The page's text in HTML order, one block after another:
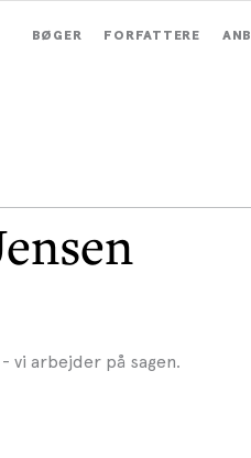
BØGER FORFATTERE
vi arbejder på sagen.